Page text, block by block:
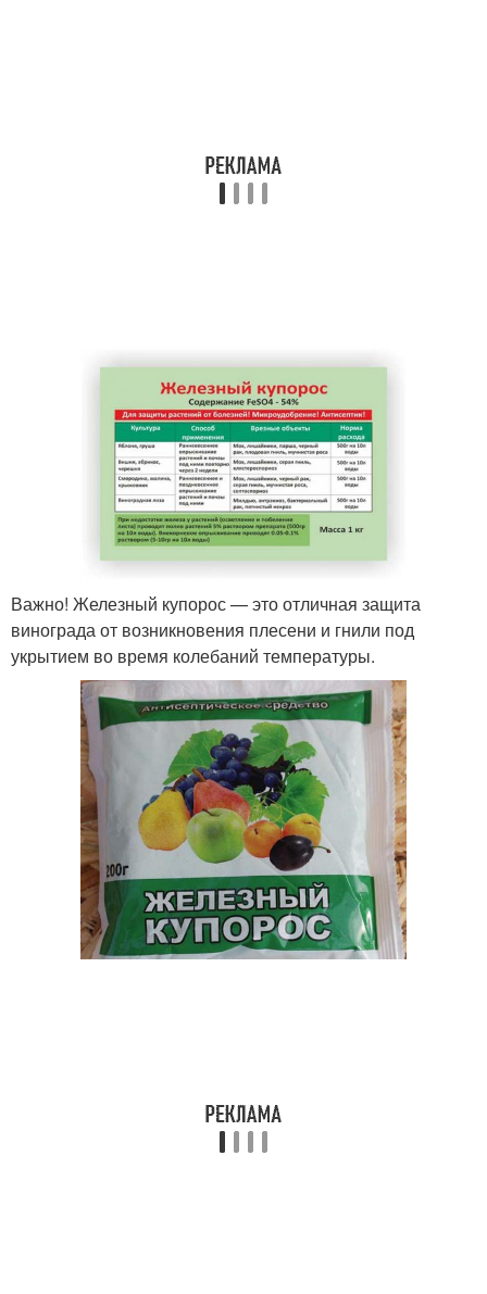
Важно! Железный купорос — это отличная защита
винограда от возникновения плесени и гнили под
укрытием во время колебаний температуры.